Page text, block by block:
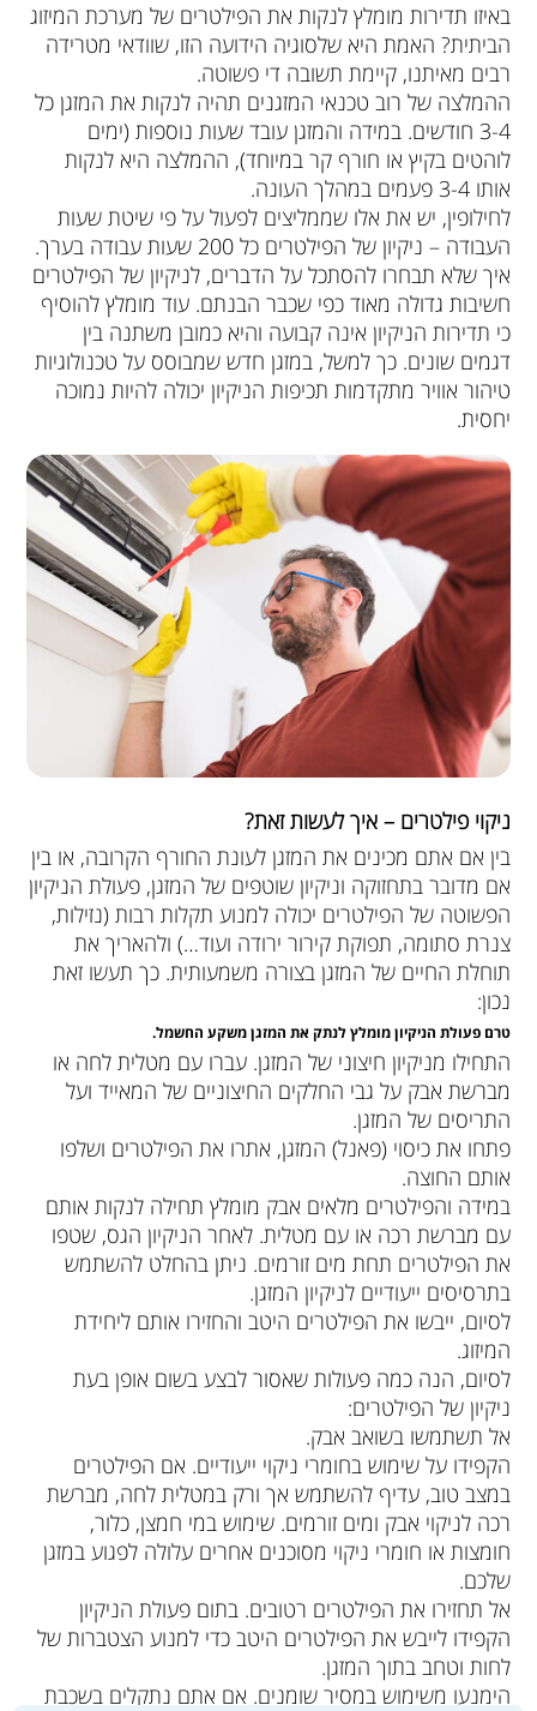
באיזו תדירות מומלץ לנקות את הפילטרים של מערכת המיזוג
הביתית? האמת היא שלסוגיה הידועה הזו, שוודאי מטרידה
רבים מאיתנו, קיימת תשובה די פשוטה.
ההמלצה של רוב טכנאי המזגנים תהיה לנקות את המזגן כל
3-4 חודשים. במידה והמזגן עובד שעות נוספות (ימים
לוהטים בקיץ או חורף קר במיוחד), ההמלצה היא לנקות
אותו 3-4 פעמים במהלך העונה.
לחילופין, יש את אלו שממליצים לפעול על פי שיטת שעות
העבודה – ניקיון של הפילטרים כל 200 שעות עבודה בערך.
איך שלא תבחרו להסתכל על הדברים, לניקיון של הפילטרים
חשיבות גדולה מאוד כפי שכבר הבנתם. עוד מומלץ להוסיף
כי תדירות הניקיון אינה קבועה והיא כמובן משתנה בין
דגמים שונים. כך למשל, במזגן חדש שמבוסס על טכנולוגיות
טיהור אוויר מתקדמות תכיפות הניקיון יכולה להיות נמוכה
יחסית.
ניקוי פילטרים – איך לעשות זאת?
בין אם אתם מכינים את המזגן לעונת החורף הקרובה, או בין
אם מדובר בתחזוקה וניקיון שוטפים של המזגן, פעולת הניקיון
הפשוטה של הפילטרים יכולה למנוע תקלות רבות (נזילות,
צנרת סתומה, תפוקת קירור ירודה ועוד…) ולהאריך את
תוחלת החיים של המזגן בצורה משמעותית. כך תעשו זאת
נכון:
טרם פעולת הניקיון מומלץ לנתק את המזגן משקע החשמל.
התחילו מניקיון חיצוני של המזגן. עברו עם מטלית לחה או
מברשת אבק על גבי החלקים החיצוניים של המאייד ועל
התריסים של המזגן.
פתחו את כיסוי (פאנל) המזגן, אתרו את הפילטרים ושלפו
אותם החוצה.
במידה והפילטרים מלאים אבק מומלץ תחילה לנקות אותם
עם מברשת רכה או עם מטלית. לאחר הניקיון הגס, שטפו
את הפילטרים תחת מים זורמים. ניתן בהחלט להשתמש
בתרסיסים ייעודיים לניקיון המזגן.
לסיום, ייבשו את הפילטרים היטב והחזירו אותם ליחידת
המיזוג.
לסיום, הנה כמה פעולות שאסור לבצע בשום אופן בעת
ניקיון של הפילטרים:
אל תשתמשו בשואב אבק.
הקפידו על שימוש בחומרי ניקוי ייעודיים. אם הפילטרים
במצב טוב, עדיף להשתמש אך ורק במטלית לחה, מברשת
רכה לניקוי אבק ומים זורמים. שימוש במי חמצן, כלור,
חומצות או חומרי ניקוי מסוכנים אחרים עלולה לפגוע במזגן
שלכם.
אל תחזירו את הפילטרים רטובים. בתום פעולת הניקיון
הקפידו לייבש את הפילטרים היטב כדי למנוע הצטברות של
לחות וטחב בתוך המזגן.
הימנעו משימוש במסיר שומנים. אם אתם נתקלים בשכבת